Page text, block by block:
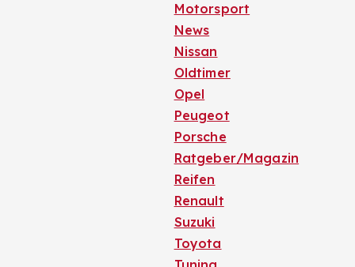
Motorsport
News
Nissan
Oldtimer
Opel
Peugeot
Porsche
Ratgeber/Magazin
Reifen
Renault
Suzuki
Toyota